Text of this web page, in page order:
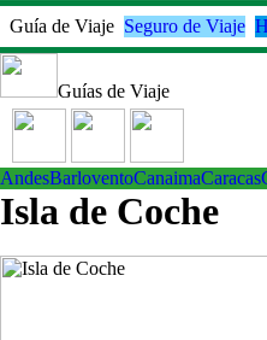
Guía de Viaje Seguro de Viaje
Guías de Viaje
AndesBarloventoCanaimaCaracas
Isla de Coche